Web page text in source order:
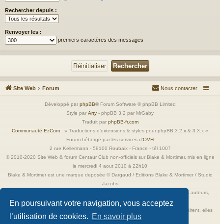
En poursuivant votre navigation, vous acceptez
l’utilisation de cookies. En savoir plus
Rechercher depuis :
Renvoyer les :
premiers caractères des messages
Site Web Forum Nous contacter
Développé par phpBB® Forum Software © phpBB Limited
Style par Arty - phpBB 3.2 par MrGaby
Traduit par phpBB-fr.com
Communauté EzCom : « Traductions d'extensions & styles pour phpBB 3.2.x & 3.3.x »
Forum hébergé par les services d’OVH
2 rue Kellermann - 59100 Roubaix - France - tél 1007
© 2010-2020 Site Web & forum Centaur Club non-officiels sur Blake & Mortimer, mis en ligne
le mercredi 4 aout 2010 à 22h10
Blake & Mortimer est une marque deposée © Dargaud / Editions Blake & Mortimer / Studio
Jacobs
Toutes les images incluses dans ces pages sont la propriété exclusive de leurs auteurs,
ayant droits et/ou éditeurs.
Elles ne sont ici qu'à titre de référence ou d'illustration. Si les propriétaires le désirent, elles
seront retirées immédiatement.